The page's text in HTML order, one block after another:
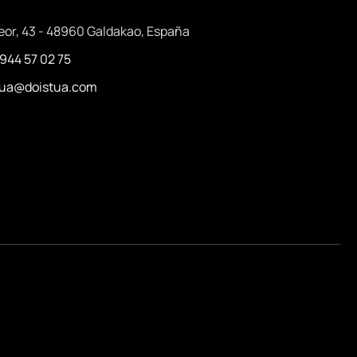
43 - 48960 Galdakao, España
57 02 75